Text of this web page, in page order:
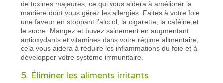
de toxines majeures, ce qui vous aidera à améliorer la
manière dont vous gérez les allergies. Faites à votre foie
une faveur en stoppant l’alcool, la cigarette, la caféine et
le sucre. Mangez et buvez sainement en augmentant
antioxydants et vitamines dans votre régime alimentaire,
cela vous aidera à réduire les inflammations du foie et à
développer votre système immunitaire.
5. Éliminer les aliments irritants